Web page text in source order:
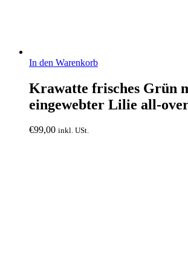
In den Warenkorb
Krawatte frisches Grün
eingewebter Lilie all-
€99,00 inkl. USt.